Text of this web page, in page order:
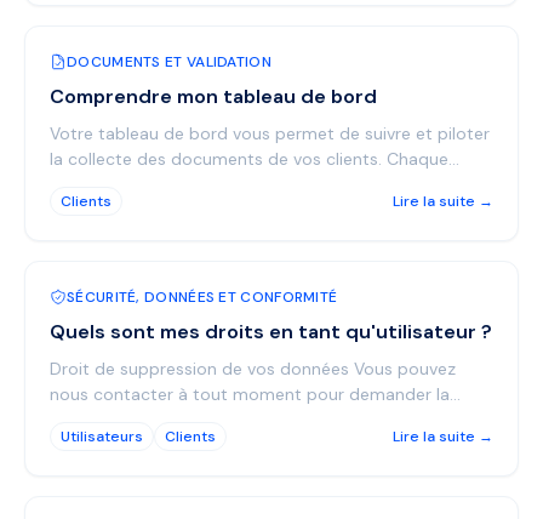
DOCUMENTS ET VALIDATION
Comprendre mon tableau de bord
Votre tableau de bord vous permet de suivre et piloter
la collecte des documents de vos clients. Chaque
Clients Lire la suite →
SÉCURITÉ, DONNÉES ET CONFORMITÉ
Quels sont mes droits en tant qu'utilisateur ?
Droit de suppression de vos données Vous pouvez
nous contacter à tout moment pour demander la
Sachez qu’à p...
Utilisateurs Clients Lire la suite →